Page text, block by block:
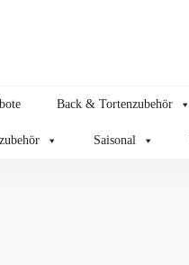
Back & Tortenzubehör
Saisonal